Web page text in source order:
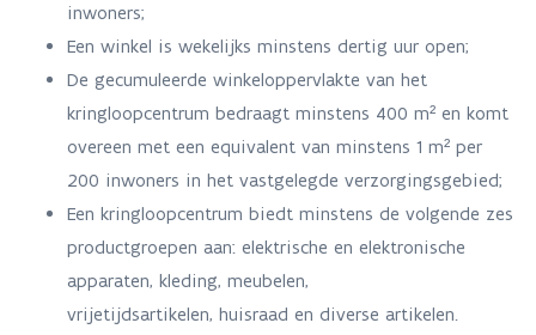
inwoners;
Een winkel is wekelijks minstens dertig uur open;
De gecumuleerde winkeloppervlakte van het
kringloopcentrum bedraagt minstens 400 m² en komt
overeen met een equivalent van minstens 1 m² per
200 inwoners in het vastgelegde verzorgingsgebied;
Een kringloopcentrum biedt minstens de volgende zes
productgroepen aan: elektrische en elektronische
apparaten, kleding, meubelen,
vrijetijdsartikelen, huisraad en diverse artikelen.